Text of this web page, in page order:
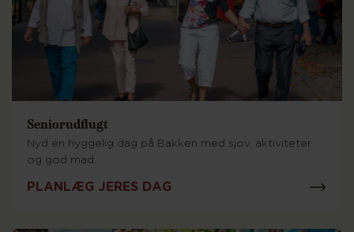
Seniorudflugt
Nyd en hyggelig dag på Bakken med sjov, aktiviteter
og god mad.
PLANLÆG JERES DAG